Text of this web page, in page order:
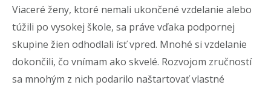
Viaceré ženy, ktoré nemali ukončené vzdelanie alebo
túžili po vysokej škole, sa práve vďaka podpornej
skupine žien odhodlali ísť vpred. Mnohé si vzdelanie
dokončili, čo vnímam ako skvelé. Rozvojom zručností
sa mnohým z nich podarilo naštartovať vlastné